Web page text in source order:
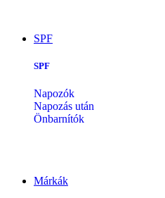
SPF
SPF
Napozók
Napozás után
Önbarnítók
Márkák